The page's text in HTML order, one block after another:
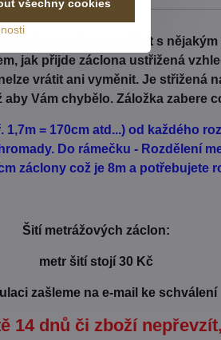
) je potřeba počítat s
jak přijde záclona ustřižená
vrátit ani vyměnit. Je střižená
aby Vám chybělo. Záložka zabere
= 170cm atd...) od každého
Do rámečku - Rozdělení
záclony což je 8m a potřebujete
Šití metrážových záclon:
metr šití stojí 30 Kč
zašleme na e-mail ke schválení
14 dnů či zboží
všechny cookies